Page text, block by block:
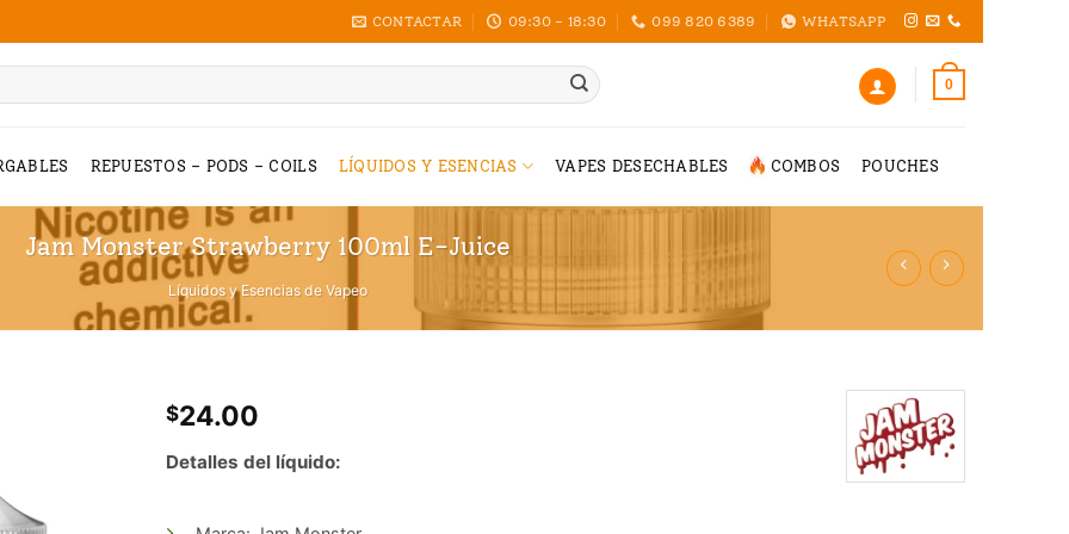
CONTACTAR 09:30 - 18:30 099 820 6389 WHATSAPP
0
REPUESTOS – PODS – COILS LÍQUIDOS Y ESENCIAS VAPES DESECHABLES COMBOS POUCHES
Jam Monster Strawberry 100ml E-Juice
Líquidos y Esencias de Vapeo
$24.00
Detalles del líquido: